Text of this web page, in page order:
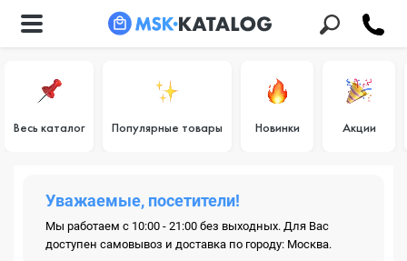
Весь каталог Популярные товары Новинки Акции
Уважаемые, посетители!
Мы работаем с 10:00 - 21:00 без выходных. Для Вас
доступен самовывоз и доставка по городу: Москва.